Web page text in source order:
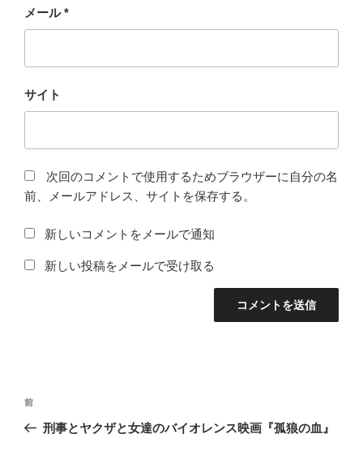
メール*
サイト
次回のコメントで使用するためブラウザーに自分の名
前、メールアドレス、サイトを保存する。
新しいコメントをメールで通知
新しい投稿をメールで受け取る
投
前
の
前
刑事とヤクザと女達のバイオレンス映画『孤狼の血』